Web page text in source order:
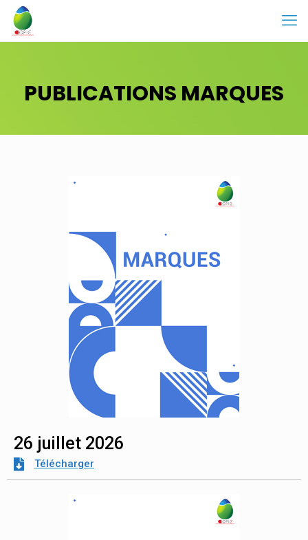
PUBLICATIONS MARQUES
26 juillet 2026
Télécharger